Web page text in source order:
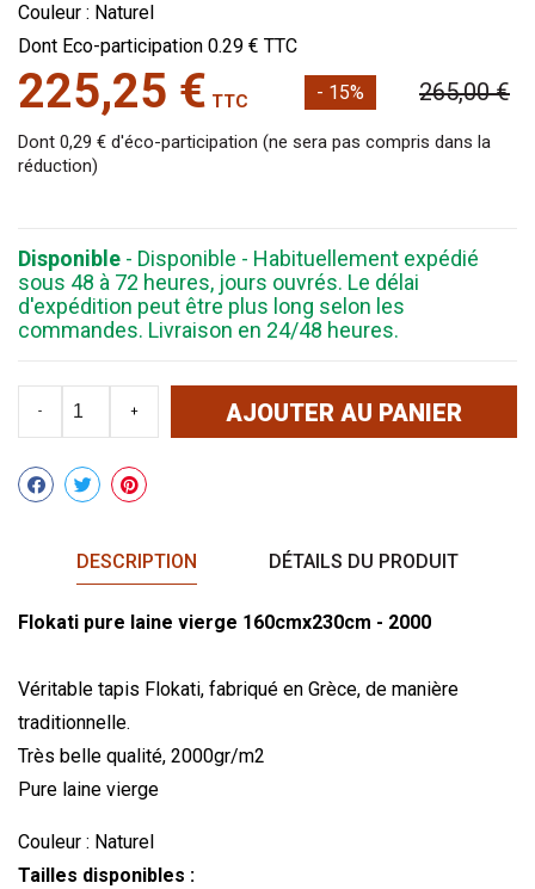
Couleur : Naturel
Dont Eco-participation 0.29 € TTC
225,25 € TTC - 15% 265,00 €
Dont 0,29 € d'éco-participation (ne sera pas compris dans la
réduction)
Disponible - Disponible - Habituellement expédié
sous 48 à 72 heures, jours ouvrés. Le délai
d'expédition peut être plus long selon les
commandes. Livraison en 24/48 heures.
- + AJOUTER AU PANIER
Partager
DESCRIPTION DÉTAILS DU PRODUIT
Flokati pure laine vierge 160cmx230cm - 2000
Véritable tapis Flokati, fabriqué en Grèce, de manière
traditionnelle.
Très belle qualité, 2000gr/m2
Pure laine vierge
Couleur : Naturel
Tailles disponibles :